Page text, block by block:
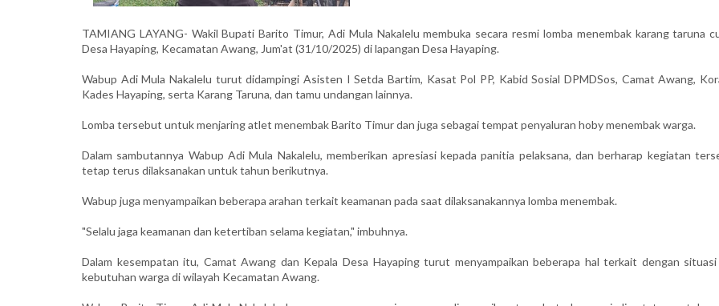
TAMIANG LAYANG- Wakil Bupati Barito Timur, Adi Mula Nakalelu membuka secara resmi lomba menembak karang taruna
Desa Hayaping, Kecamatan Awang, Jum'at (31/10/2025) di lapangan Desa Hayaping.
Wabup Adi Mula Nakalelu turut didampingi Asisten I Setda Bartim, Kasat Pol PP, Kabid Sosial DPMDSos, Camat Awang,
Kades Hayaping, serta Karang Taruna, dan tamu undangan lainnya.
Lomba tersebut untuk menjaring atlet menembak Barito Timur dan juga sebagai tempat penyaluran hoby menembak warga.
Dalam sambutannya Wabup Adi Mula Nakalelu, memberikan apresiasi kepada panitia pelaksana, dan berharap kegiatan
tetap terus dilaksanakan untuk tahun berikutnya.
Wabup juga menyampaikan beberapa arahan terkait keamanan pada saat dilaksanakannya lomba menembak.
"Selalu jaga keamanan dan ketertiban selama kegiatan," imbuhnya.
Dalam kesempatan itu, Camat Awang dan Kepala Desa Hayaping turut menyampaikan beberapa hal terkait dengan
kebutuhan warga di wilayah Kecamatan Awang.